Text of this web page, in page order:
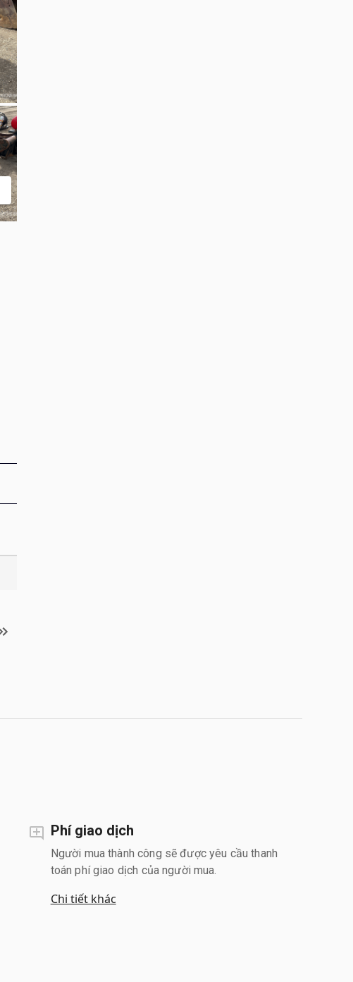
Phí giao dịch
Người mua thành công sẽ được yêu cầu thanh
toán phí giao dịch của người mua.
Chi tiết khác